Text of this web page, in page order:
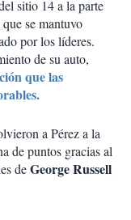
sitio 14 a la parte
se mantuvo
por los líderes.
de su auto,
que las
a Pérez a la
de puntos gracias al
deGeorge Russell